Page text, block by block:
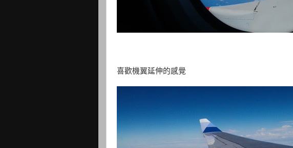
喜歡機翼延伸的感覺